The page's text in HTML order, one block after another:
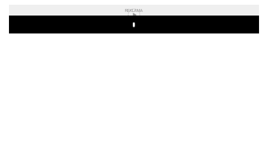
REKLAMA
Play